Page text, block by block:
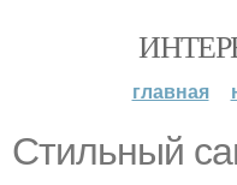
главная
Стильный